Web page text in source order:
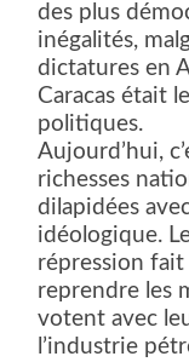
des plus
inégalités,
dictatures en
Caracas était
politiques.
Aujourd’hui,
richesses
dilapidées
idéologique.
répression
reprendre les
votent avec
l’industrie